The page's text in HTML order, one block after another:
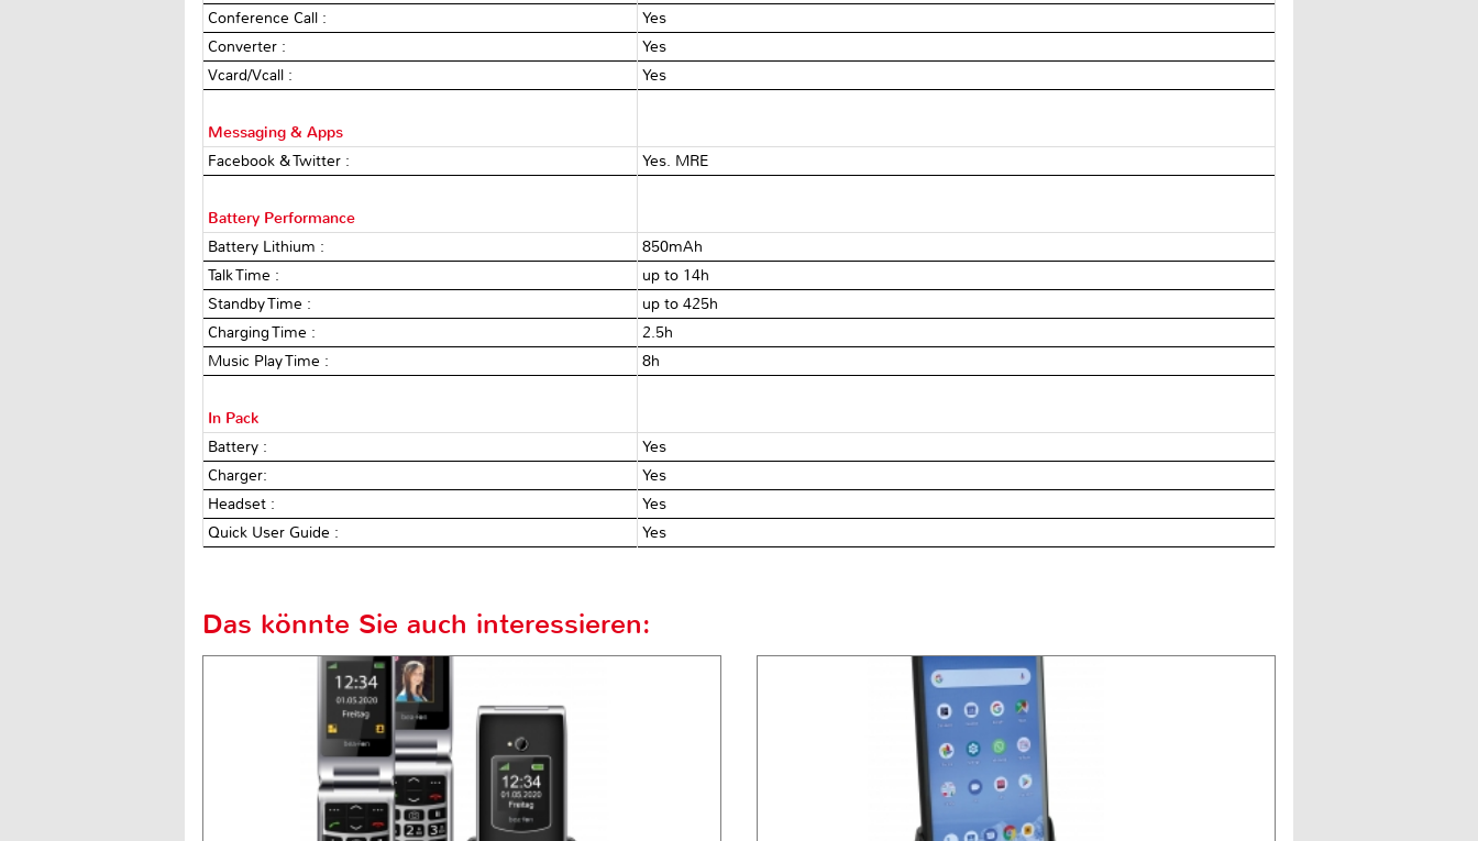
Conference Call :
Yes
Converter :
Yes
Vcard/Vcall :
Yes
Messaging & Apps
Facebook & Twitter :
Yes. MRE
Battery Performance
Battery Lithium :
850mAh
Talk Time :
up to 14h
Standby Time :
up to 425h
Charging Time :
2.5h
Music Play Time :
8h
In Pack
Battery :
Yes
Charger:
Yes
Headset :
Yes
Quick User Guide :
Yes
Das könnte Sie auch interessieren: